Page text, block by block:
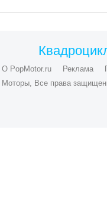
О PopMotor.ru Реклама
Все права